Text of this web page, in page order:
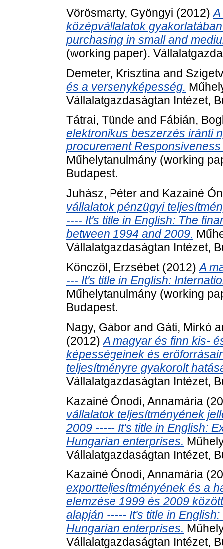
Vörösmarty, Gyöngyi (2012)
középvállalatok
purchasing in small and
(working paper).
Demeter, Krisztina and
és a versenyképesség.
Vállalatgazdaságtan Intézet,
Tátrai, Tünde and Fábián,
elektronikus beszerzés iránti
procurement
Műhelytanulmány (working
Budapest.
Juhász, Péter and Kazainé
vállalatok pénzügyi
---- It's title in English: The
between 1994 and 2009.
Vállalatgazdaságtan Intézet,
Könczöl, Erzsébet(2012)A
--- It's title in English:
Műhelytanulmány (working
Budapest.
Nagy, Gábor and Gáti, Mirkó
(2012)A magyar és finn kis-
képességeinek és
teljesítményre gyakorolt
Vállalatgazdaságtan Intézet,
Kazainé Ónodi, Annamária
vállalatok teljesítményének
2009 ----- It's title in English:
Hungarian enterprises.
Vállalatgazdaságtan Intézet,
Kazainé Ónodi, Annamária
exportteljesítményének és a
elemzése 1999 és 2009
alapján ----- It's title in
Hungarian enterprises.
Vállalatgazdaságtan Intézet,